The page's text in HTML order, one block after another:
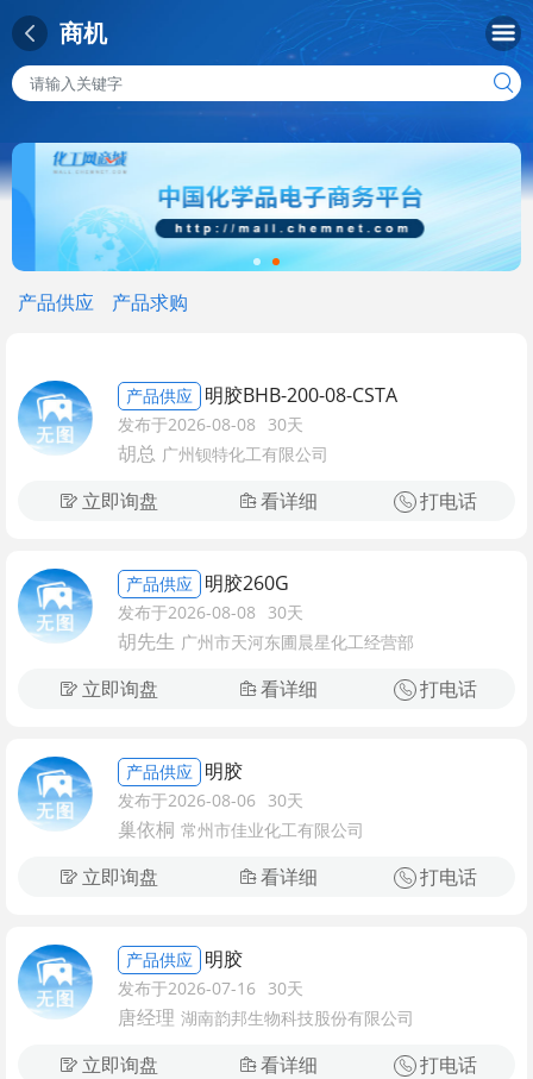
商机
产品供应 产品求购
产品供应 明胶BHB-200-08-CSTA
发布于2026-08-08 30天
胡总 广州钡特化工有限公司
立即询盘 看详细 打电话
产品供应 明胶260G
发布于2026-08-08 30天
胡先生 广州市天河东圃晨星化工经营部
立即询盘 看详细 打电话
产品供应 明胶
发布于2026-08-06 30天
巢依桐 常州市佳业化工有限公司
立即询盘 看详细 打电话
产品供应 明胶
发布于2026-07-16 30天
唐经理 湖南韵邦生物科技股份有限公司
立即询盘 看详细 打电话